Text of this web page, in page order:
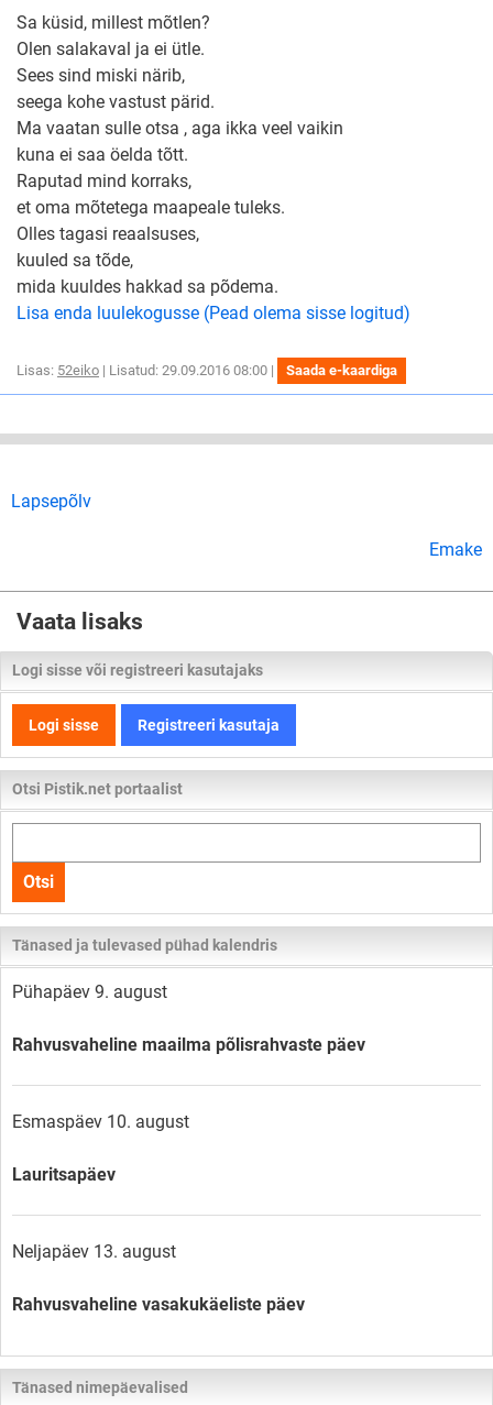
Sa küsid, millest mõtlen?
Olen salakaval ja ei ütle.
Sees sind miski närib,
seega kohe vastust pärid.
Ma vaatan sulle otsa , aga ikka veel vaikin
kuna ei saa öelda tõtt.
Raputad mind korraks,
et oma mõtetega maapeale tuleks.
Olles tagasi reaalsuses,
kuuled sa tõde,
mida kuuldes hakkad sa põdema.
Lisa enda luulekogusse (Pead olema sisse logitud)
Lisas: 52eiko | Lisatud: 29.09.2016 08:00 | Saada e-kaardiga
Lapsepõlv
Emake
Vaata lisaks
Logi sisse või registreeri kasutajaks
Logi sisse Registreeri kasutaja
Otsi Pistik.net portaalist
kogu
lehelt
Otsi
Tänased ja tulevased pühad kalendris
Pühapäev 9. august
Rahvusvaheline maailma põlisrahvaste päev
Esmaspäev 10. august
Lauritsapäev
Neljapäev 13. august
Rahvusvaheline vasakukäeliste päev
Tänased nimepäevalised